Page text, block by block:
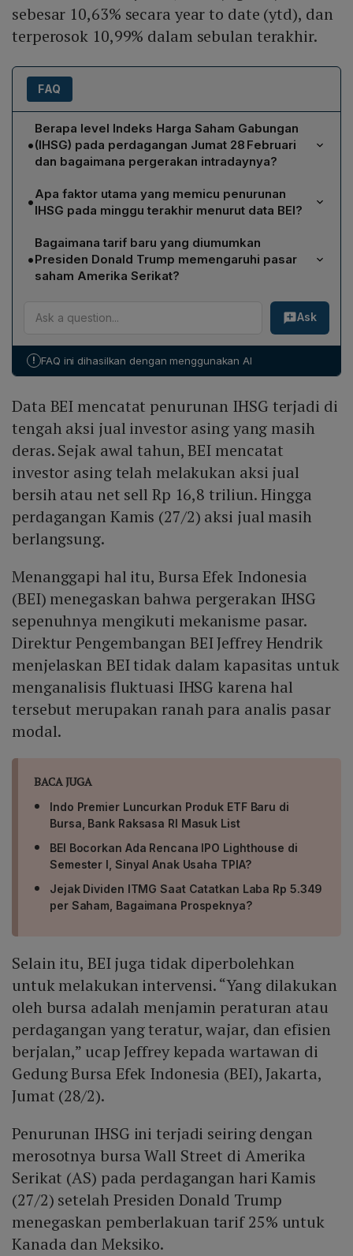
sebesar 10,63% secara year to date (ytd), dan
terperosok 10,99% dalam sebulan terakhir.
FAQ
•
Berapa level Indeks Harga Saham Gabungan
(IHSG) pada perdagangan Jumat 28 Februari
dan bagaimana pergerakan intradaynya?
IHSG menyentuh level 6.300 poin pada perdagangan
Jumat (28/2). Dalam sesi intraday, indeks tersebut
terperosok hingga 6.324 poin, mencatat penurunan
2,67 %.
•Apa faktor utama yang memicu penurunan
IHSG pada minggu terakhir menurut data BEI?
Penurunan IHSG dipicu oleh aksi jual bersih investor
asing senilai Rp 16,8 triliun sejak awal tahun, yang masih
berlanjut hingga perdagangan Kamis (27/2). Selain itu,
mekanisme pasar dan mereka tidak melakukan
intervensi.
•
Bagaimana tarif baru yang diumumkan
Presiden Donald Trump memengaruhi pasar
saham Amerika Serikat?
Trump mengumumkan tarif 25 % untuk barang dari
Kanada dan Meksiko serta tambahan 10 % untuk
barang asal Cina. Reaksi pasar terlihat pada penutupan
S&P 500 turun 1,59 % ke 5.861,57, dan Nasdaq
kekhawatiran kenaikan inflasi dan dampak
perdagangan global.
Ask
! FAQ ini dihasilkan dengan menggunakan AI
Data BEI mencatat penurunan IHSG terjadi di
tengah aksi jual investor asing yang masih
deras. Sejak awal tahun, BEI mencatat
investor asing telah melakukan aksi jual
bersih atau net sell Rp 16,8 triliun. Hingga
perdagangan Kamis (27/2) aksi jual masih
berlangsung.
Menanggapi hal itu, Bursa Efek Indonesia
(BEI) menegaskan bahwa pergerakan IHSG
sepenuhnya mengikuti mekanisme pasar.
Direktur Pengembangan BEI Jeffrey Hendrik
menjelaskan BEI tidak dalam kapasitas untuk
menganalisis fluktuasi IHSG karena hal
tersebut merupakan ranah para analis pasar
modal.
BACA JUGA
Indo Premier Luncurkan Produk ETF Baru di
Bursa, Bank Raksasa RI Masuk List
BEI Bocorkan Ada Rencana IPO Lighthouse di
Semester I, Sinyal Anak Usaha TPIA?
Jejak Dividen ITMG Saat Catatkan Laba Rp 5.349
per Saham, Bagaimana Prospeknya?
Selain itu, BEI juga tidak diperbolehkan
untuk melakukan intervensi. “Yang dilakukan
oleh bursa adalah menjamin peraturan atau
perdagangan yang teratur, wajar, dan efisien
berjalan,” ucap Jeffrey kepada wartawan di
Gedung Bursa Efek Indonesia (BEI), Jakarta,
Jumat (28/2).
Penurunan IHSG ini terjadi seiring dengan
merosotnya bursa Wall Street di Amerika
Serikat (AS) pada perdagangan hari Kamis
(27/2) setelah Presiden Donald Trump
menegaskan pemberlakuan tarif 25% untuk
Kanada dan Meksiko.